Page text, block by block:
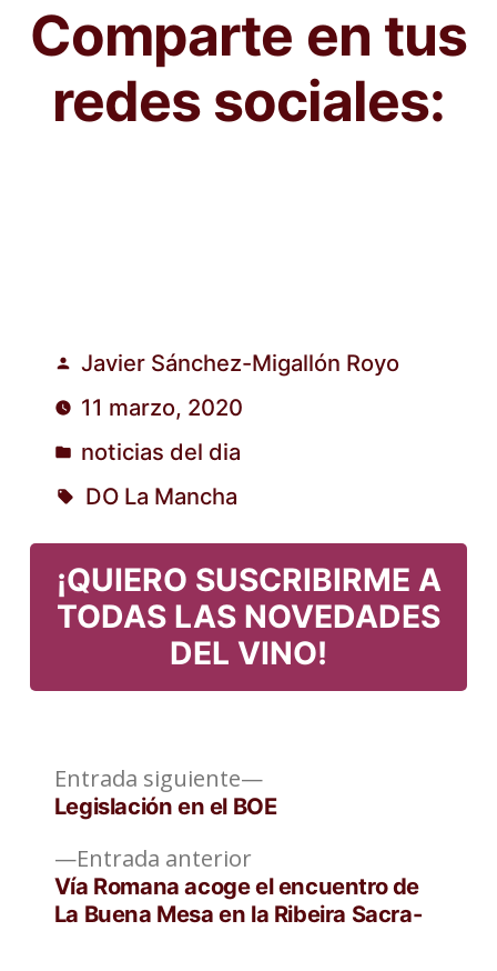
Comparte en tus
redes sociales:
Publicado
por
Javier Sánchez-Migallón Royo
11 marzo, 2020
Publicado
en
noticias del dia
DO La Mancha
¡QUIERO SUSCRIBIRME A
TODAS LAS NOVEDADES
DEL VINO!
Navegación
entradas
Entrada anteriorEntrada
anterior:
Vía Romana acoge el encuentro de
La Buena Mesa en la Ribeira Sacra-
Entrada siguiente
Entrada
siguiente:
Legislación en el BOE